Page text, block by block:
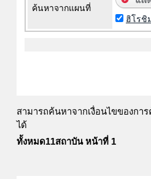
ค้นหาจากแผนที่
ฮิโรชิ
สามารถค้นหาจากเงื่อนไขของก
ได้
ทั้งหมด11สถาบัน หน้าที่ 1